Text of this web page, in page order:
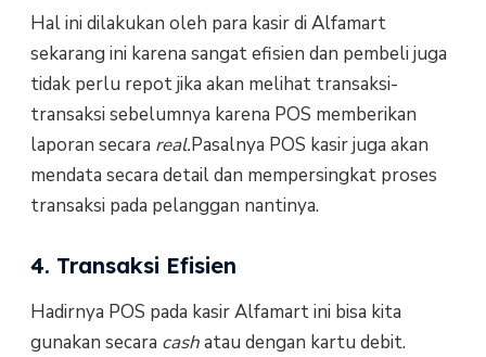
Hal ini dilakukan oleh para kasir di Alfamart
sekarang ini karena sangat efisien dan pembeli juga
tidak perlu repot jika akan melihat transaksi-
transaksi sebelumnya karena POS memberikan
laporan secara real.Pasalnya POS kasir juga akan
mendata secara detail dan mempersingkat proses
transaksi pada pelanggan nantinya.
4. Transaksi Efisien
Hadirnya POS pada kasir Alfamart ini bisa kita
gunakan secara cashatau dengan kartu debit.